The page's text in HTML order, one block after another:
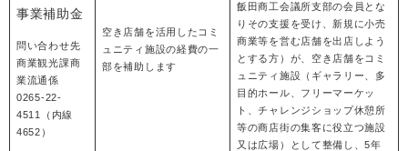
事業補助金
問い合わせ先
商業観光課商
業流通係
0265-22-
4511（内線
4652）
空き店舗を活用したコミ
ュニティ施設の経費の一
部を補助します
飯田商工会議所支部の会員とな
りその支援を受け、新規に小売
商業等を営む店舗を出店しよう
とする方）が、空き店舗をコミ
ュニティ施設（ギャラリー、多
目的ホール、フリーマーケッ
ト、チャレンジショップ休憩所
等の商店街の集客に役立つ施設
又は広場）として整備し、5年